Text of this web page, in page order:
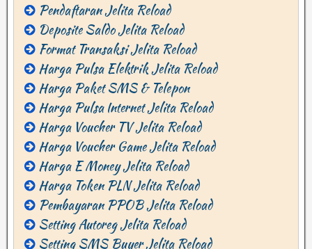
Pendaftaran Jelita Reload
Deposite Saldo Jelita Reload
Format Transaksi Jelita Reload
Harga Pulsa Elektrik Jelita Reload
Harga Paket SMS & Telepon
Harga Pulsa Internet Jelita Reload
Harga Voucher TV Jelita Reload
Harga Voucher Game Jelita Reload
Harga E Money Jelita Reload
Harga Token PLN Jelita Reload
Pembayaran PPOB Jelita Reload
Setting Autoreg Jelita Reload
Setting SMS Buyer Jelita Reload